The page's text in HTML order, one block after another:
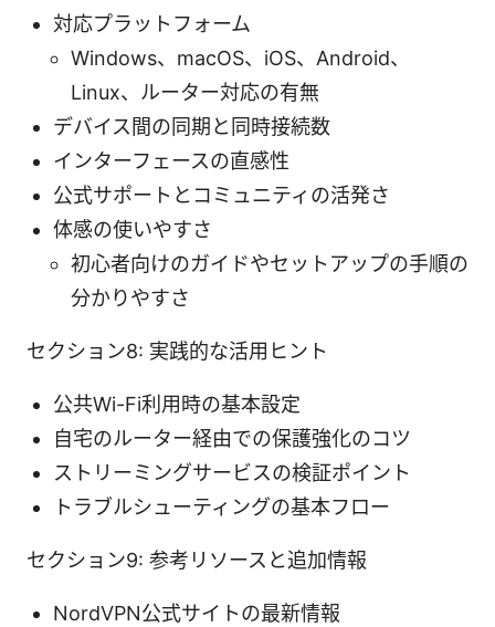
対応プラットフォーム
Windows、macOS、iOS、Android、
Linux、ルーター対応の有無
デバイス間の同期と同時接続数
インターフェースの直感性
公式サポートとコミュニティの活発さ
体感の使いやすさ
初心者向けのガイドやセットアップの手順の
分かりやすさ
セクション8: 実践的な活用ヒント
公共Wi-Fi利用時の基本設定
自宅のルーター経由での保護強化のコツ
ストリーミングサービスの検証ポイント
トラブルシューティングの基本フロー
セクション9: 参考リソースと追加情報
NordVPN公式サイトの最新情報